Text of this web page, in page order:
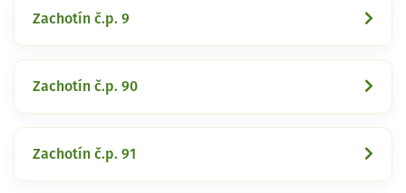
Zachotín č.p. 9
Zachotín č.p. 90
Zachotín č.p. 91